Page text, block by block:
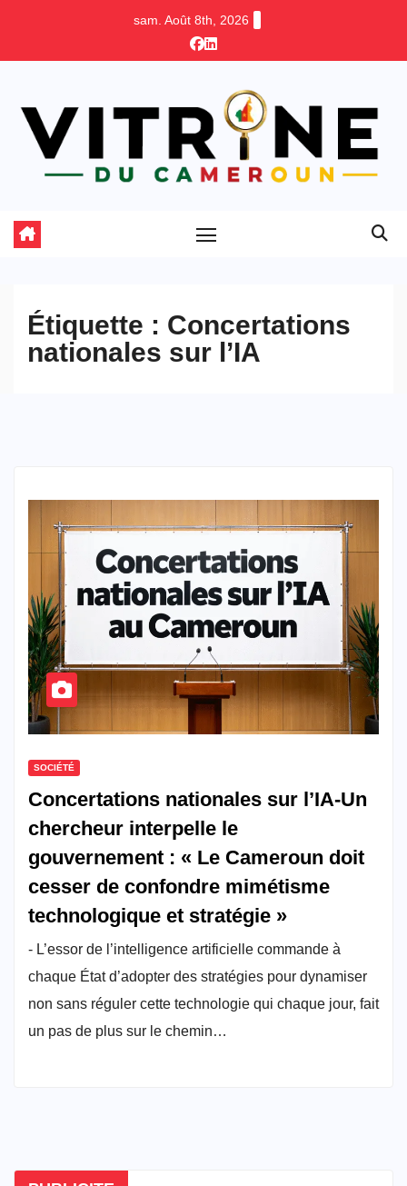
sam. Août 8th, 2026
Étiquette : Concertations
nationales sur l’IA
SOCIÉTÉ
Concertations nationales sur l’IA-Un
chercheur interpelle le
gouvernement : « Le Cameroun doit
cesser de confondre mimétisme
technologique et stratégie »
- L’essor de l’intelligence artificielle commande à
chaque État d’adopter des stratégies pour dynamiser
non sans réguler cette technologie qui chaque jour, fait
un pas de plus sur le chemin…